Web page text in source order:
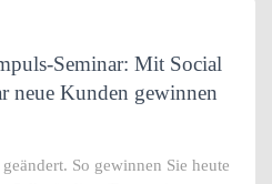
Seminar: Mit Social
neue Kunden gewinnen
So gewinnen Sie heute